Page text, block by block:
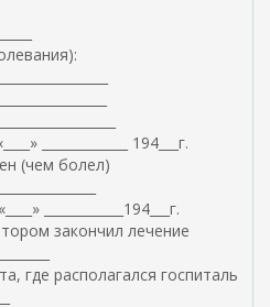
_____________ 194___г.
(чем болел)
____________194___г.
закончил лечение
где располагался госпиталь